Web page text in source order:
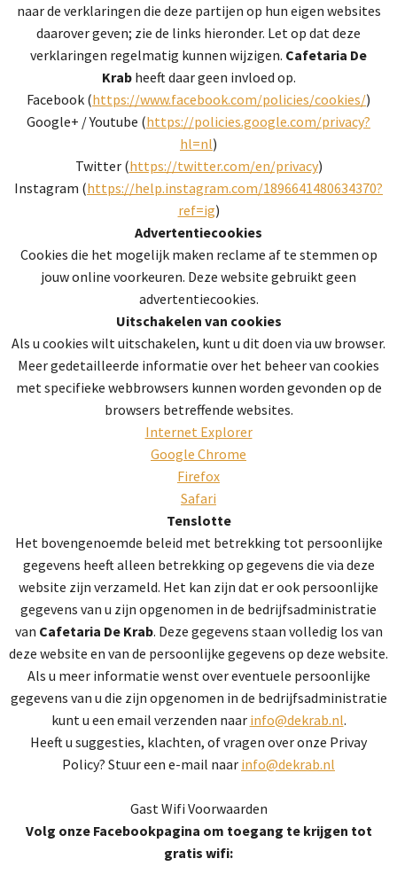
naar de verklaringen die deze partijen op hun eigen websites
daarover geven; zie de links hieronder. Let op dat deze
verklaringen regelmatig kunnen wijzigen. Cafetaria De
Krabheeft daar geen invloed op.
Facebook (https://www.facebook.com/policies/cookies/)
Google+ / Youtube (https://policies.google.com/privacy?
hl=nl)
Twitter (https://twitter.com/en/privacy)
Instagram (https://help.instagram.com/1896641480634370?
ref=ig)
Advertentiecookies
Cookies die het mogelijk maken reclame af te stemmen op
jouw online voorkeuren. Deze website gebruikt geen
advertentiecookies.
Uitschakelen van cookies
Als u cookies wilt uitschakelen, kunt u dit doen via uw browser.
Meer gedetailleerde informatie over het beheer van cookies
met specifieke webbrowsers kunnen worden gevonden op de
browsers betreffende websites.
Internet Explorer
Google Chrome
Firefox
Safari
Tenslotte
Het bovengenoemde beleid met betrekking tot persoonlijke
gegevens heeft alleen betrekking op gegevens die via deze
website zijn verzameld. Het kan zijn dat er ook persoonlijke
gegevens van u zijn opgenomen in de bedrijfsadministratie
van Cafetaria De Krab. Deze gegevens staan volledig los van
deze website en van de persoonlijke gegevens op deze website.
Als u meer informatie wenst over eventuele persoonlijke
gegevens van u die zijn opgenomen in de bedrijfsadministratie
kunt u een email verzenden naar info@dekrab.nl.
Heeft u suggesties, klachten, of vragen over onze Privay
Policy? Stuur een e-mail naar info@dekrab.nl
Gast Wifi Voorwaarden
Volg onze Facebookpagina om toegang te krijgen tot
gratis wifi: